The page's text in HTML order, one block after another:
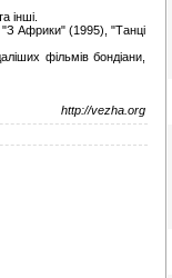
інші.
"З Африки" (1995), "Танці
фільмів бондіани,
http://vezha.org